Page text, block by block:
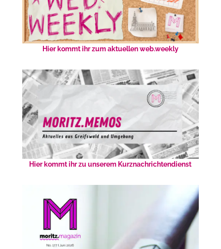
Hier kommt ihr zum aktuellen web.weekly
Hier kommt ihr zu unserem Kurznachrichtendienst